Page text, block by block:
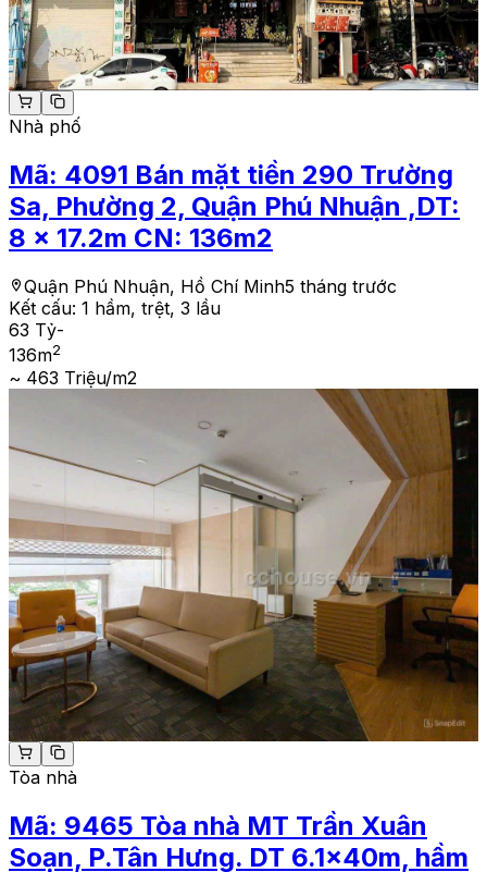
Nhà phố
Mã: 4091 Bán mặt tiền 290 Trường
Sa, Phường 2, Quận Phú Nhuận ,DT:
8 x 17.2m CN: 136m2
Quận Phú Nhuận, Hồ Chí Minh5 tháng trước
Kết cấu: 1 hầm, trệt, 3 lầu
63 Tỷ-
136m2
~ 463 Triệu/m2
Tòa nhà
Mã: 9465 Tòa nhà MT Trần Xuân
Soạn, P.Tân Hưng. DT 6.1x40m, hầm